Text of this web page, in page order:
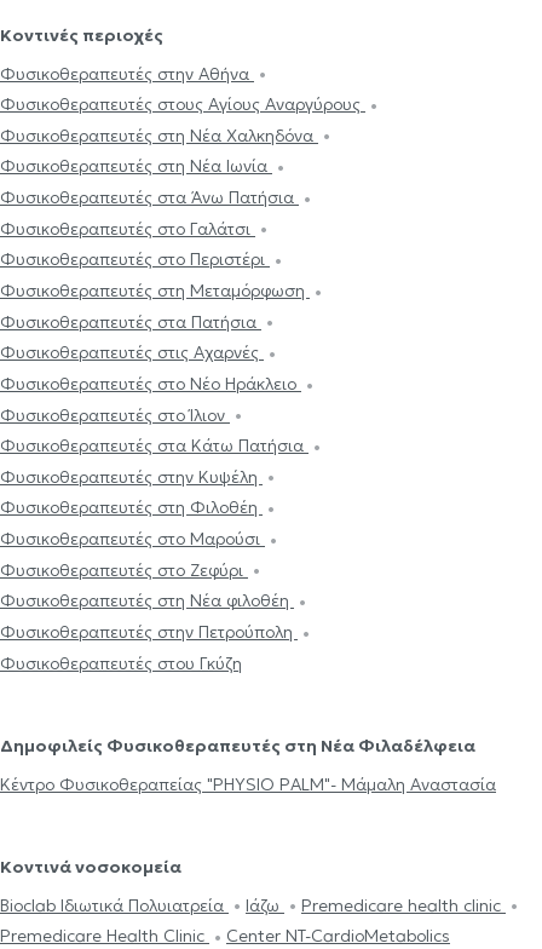
Κοντινές περιοχές
Φυσικοθεραπευτές στην Αθήνα
Φυσικοθεραπευτές στους Αγίους Αναργύρους
Φυσικοθεραπευτές στη Νέα Χαλκηδόνα
Φυσικοθεραπευτές στη Νέα Ιωνία
Φυσικοθεραπευτές στα Άνω Πατήσια
Φυσικοθεραπευτές στο Γαλάτσι
Φυσικοθεραπευτές στο Περιστέρι
Φυσικοθεραπευτές στη Μεταμόρφωση
Φυσικοθεραπευτές στα Πατήσια
Φυσικοθεραπευτές στις Αχαρνές
Φυσικοθεραπευτές στο Νέο Ηράκλειο
Φυσικοθεραπευτές στο Ίλιον
Φυσικοθεραπευτές στα Κάτω Πατήσια
Φυσικοθεραπευτές στην Κυψέλη
Φυσικοθεραπευτές στη Φιλοθέη
Φυσικοθεραπευτές στο Μαρούσι
Φυσικοθεραπευτές στο Ζεφύρι
Φυσικοθεραπευτές στη Νέα φιλοθέη
Φυσικοθεραπευτές στην Πετρούπολη
Φυσικοθεραπευτές στου Γκύζη
Δημοφιλείς Φυσικοθεραπευτές στη Νέα Φιλαδέλφεια
Κέντρο Φυσικοθεραπείας "PHYSIO PALM"- Μάμαλη Αναστασία
Κοντινά νοσοκομεία
Bioclab Ιδιωτικά Πολυιατρεία
Ιάζω
Premedicare health clinic
Premedicare Health Clinic
Center NT-CardioMetabolics